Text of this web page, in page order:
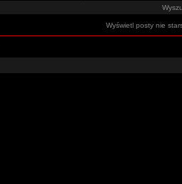
Wyświetl posty nie